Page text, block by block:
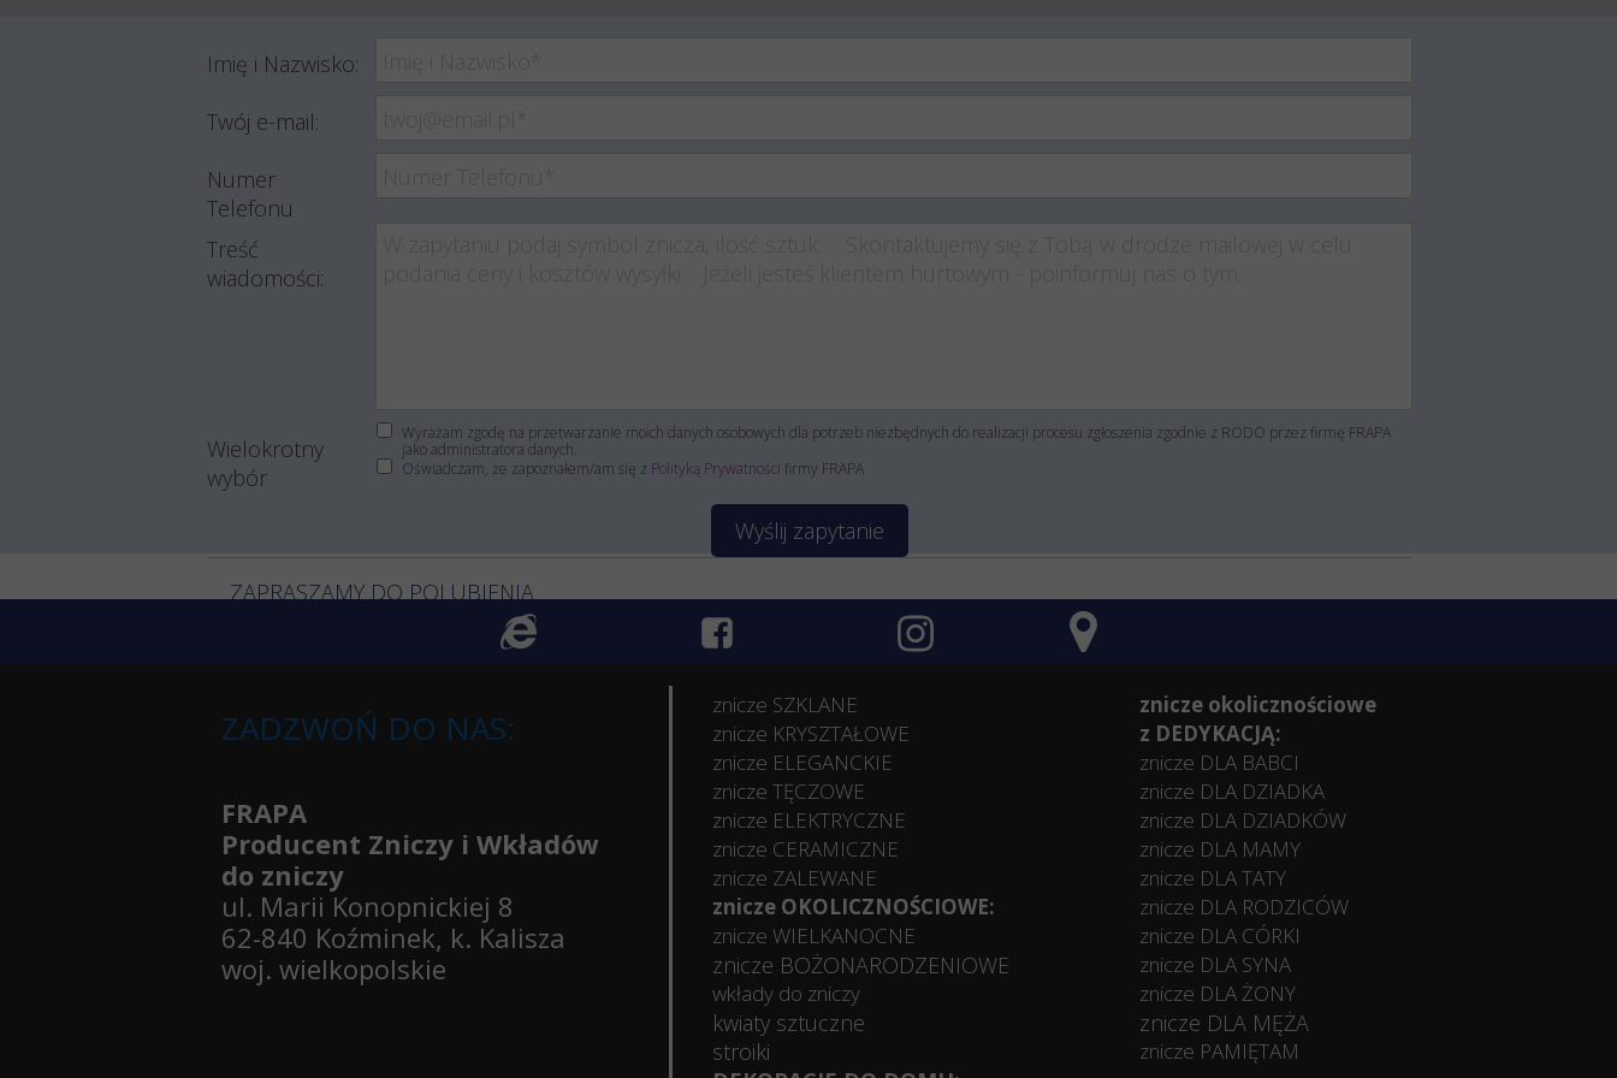
Imię i Nazwisko:
Twój e-mail:
Numer
Telefonu
Treść
wiadomości:
Wielokrotny
wybór
Wyrażam zgodę na przetwarzanie moich danych osobowych dla potrzeb niezbędnych do realizacji procesu zgłoszenia zgodnie z RODO przez firmę FRAPA
jako administratora danych.
Oświadczam, że zapoznałem/am się z Polityką Prywatności firmy FRAPA
Wyślij zapytanie
ZAPRASZAMY DO POLUBIENIA
ZADZWOŃ DO NAS:
FRAPA
Producent Zniczy i Wkładów
do zniczy
ul. Marii Konopnickiej 8
62-840 Koźminek, k. Kalisza
woj. wielkopolskie
znicze SZKLANE
znicze KRYSZTAŁOWE
znicze ELEGANCKIE
znicze TĘCZOWE
znicze ELEKTRYCZNE
znicze CERAMICZNE
znicze ZALEWANE
znicze OKOLICZNOŚCIOWE:
znicze WIELKANOCNE
znicze BOŻONARODZENIOWE
wkłady do zniczy
kwiaty sztuczne
stroiki
znicze okolicznościowe
z DEDYKACJĄ:
znicze DLA BABCI
znicze DLA DZIADKA
znicze DLA DZIADKÓW
znicze DLA MAMY
znicze DLA TATY
znicze DLA RODZICÓW
znicze DLA CÓRKI
znicze DLA SYNA
znicze DLA ŻONY
znicze DLA MĘŻA
znicze PAMIĘTAM